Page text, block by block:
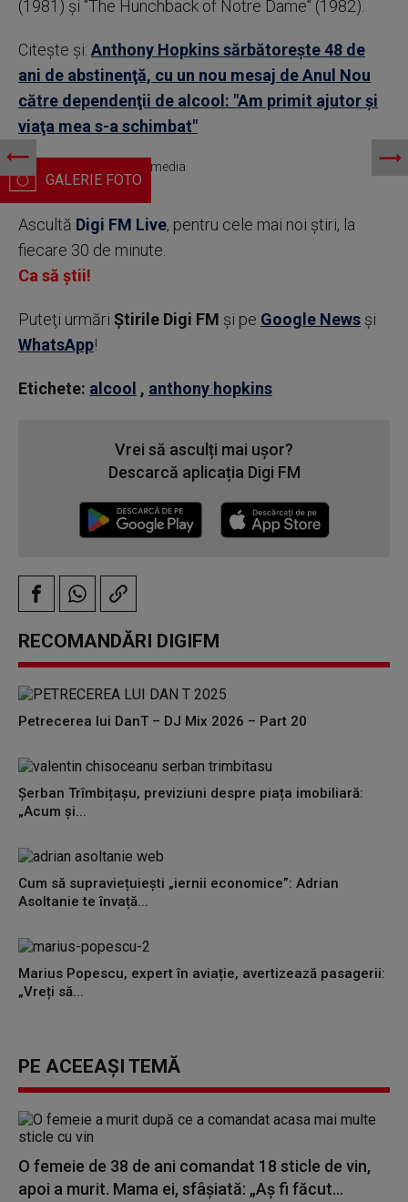
(1981) şi ''The Hunchback of Notre Dame'' (1982).
Citește și: Anthony Hopkins sărbătoreşte 48 de
ani de abstinenţă, cu un nou mesaj de Anul Nou
către dependenţii de alcool: "Am primit ajutor şi
viaţa mea s-a schimbat"
Anthony Hopkins. Profimedia
Ascultă Digi FM Live, pentru cele mai noi știri, la
fiecare 30 de minute.
Ca să știi!
Puteţi urmări Știrile Digi FM şi pe Google News şi
WhatsApp!
Etichete: alcool , anthony hopkins
Vrei să asculți mai ușor?
Descarcă aplicația Digi FM
RECOMANDĂRI DIGIFM
Petrecerea lui DanT – DJ Mix 2026 – Part 20
Șerban Trîmbițașu, previziuni despre piața imobiliară:
„Acum și...
Cum să supraviețuiești „iernii economice”: Adrian
Asoltanie te învață...
Marius Popescu, expert în aviație, avertizează pasagerii:
„Vreți să...
PE ACEEAȘI TEMĂ
O femeie de 38 de ani comandat 18 sticle de vin,
apoi a murit. Mama ei, sfâșiată: „Aș fi făcut...